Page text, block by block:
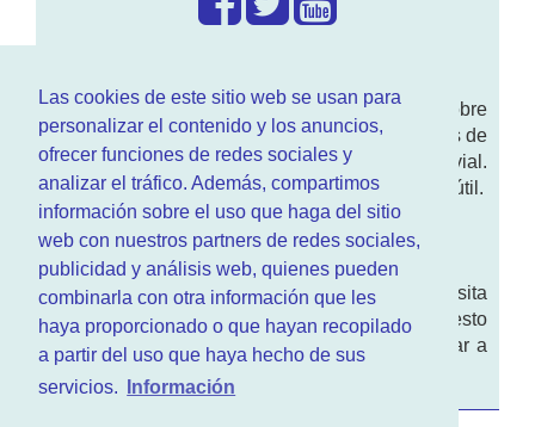
Las cookies de este sitio web se usan para
personalizar el contenido y los anuncios,
ofrecer funciones de redes sociales y
analizar el tráfico. Además, compartimos
información sobre el uso que haga del sitio
web con nuestros partners de redes sociales,
publicidad y análisis web, quienes pueden
combinarla con otra información que les
haya proporcionado o que hayan recopilado
a partir del uso que haya hecho de sus
servicios.
Información
Enwww.RenovarCarnet.comTe contamos sobre
larenovación del permisode conducir, noticias de
actualidad motor y sobre todo seguridad vial.
Ademas tenemos todo tipo de información DGT útil.
¿Quienes somos?
Quieres saber quien mantiene la pagina, visita
nuestrasección de contacto. Aquí tienes nuesto
aviso legal
. Basicamente no queremos engañar a
nadie.